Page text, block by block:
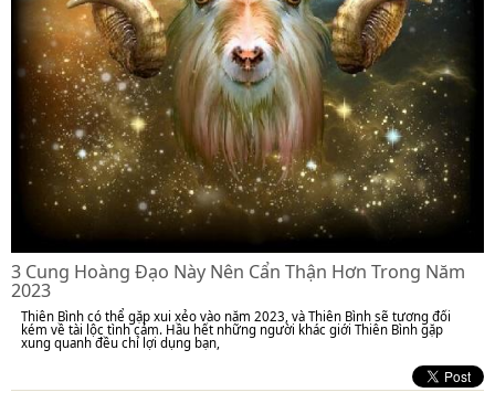
3 Cung Hoàng Đạo Này Nên Cẩn Thận Hơn Trong Năm
2023
Thiên Bình có thể gặp xui xẻo vào năm 2023, và Thiên Bình sẽ tương đối
kém về tài lộc tình cảm. Hầu hết những người khác giới Thiên Bình gặp
xung quanh đều chỉ lợi dụng bạn,